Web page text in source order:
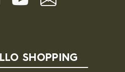
SHOPPING